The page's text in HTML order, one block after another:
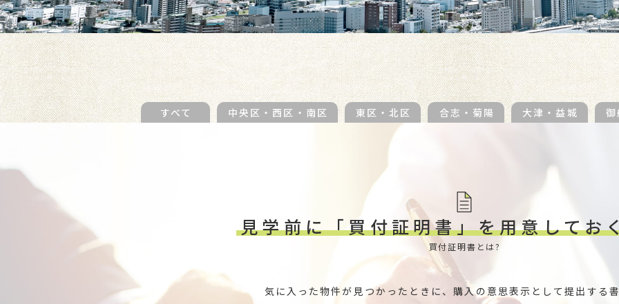
すべて 中央区・西区・南区 東区・北区 合志・菊陽 大津・益城
見学前に「買付証明書」を用意してお
買付証明書とは?
気に入った物件が見つかったときに、購入の意思表示として提出する